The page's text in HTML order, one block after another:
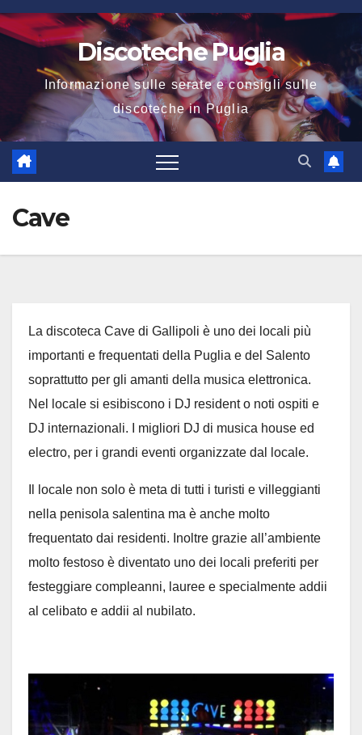
Salta
al
Discoteche Puglia
Informazione sulle serate e consigli sulle
discoteche in Puglia
Cave
La discoteca Cave di Gallipoli è uno dei locali più
importanti e frequentati della Puglia e del Salento
soprattutto per gli amanti della musica elettronica.
Nel locale si esibiscono i DJ resident o noti ospiti e
DJ internazionali. I migliori DJ di musica house ed
electro, per i grandi eventi organizzate dal locale.
Il locale non solo è meta di tutti i turisti e villeggianti
nella penisola salentina ma è anche molto
frequentato dai residenti. Inoltre grazie all’ambiente
molto festoso è diventato uno dei locali preferiti per
festeggiare compleanni, lauree e specialmente addii
al celibato e addii al nubilato.